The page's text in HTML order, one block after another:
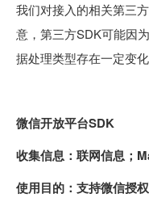
我们对接入的相关第三
意，第三方SDK可能因
据处理类型存在一定变
微信开放平台SDK
收集信息：联网信息；
使用目的：支持微信授